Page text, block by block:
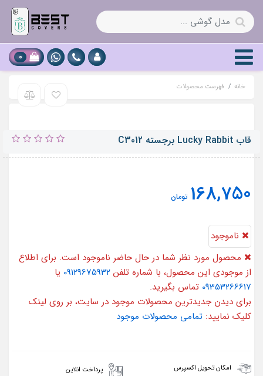
0
خانه فهرست محصولات
قاب Lucky Rabbit برجسته C3012
168,750 تومان
ناموجود
محصول مورد نظر شما در حال حاضر ناموجود است. برای اطلاع
از موجودی این محصول، با شماره تلفن 09129675932 یا
09353266617 تماس بگیرید.
برای دیدن جدیدترین محصولات موجود در سایت، بر روی لینک
کلیک نمایید: تمامی محصولات موجود
امکان تحویل اکسپرس پرداخت انلاین